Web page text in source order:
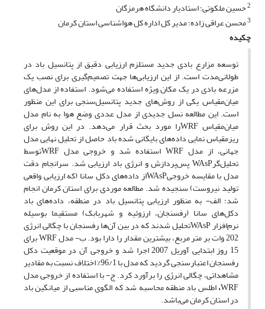
2حسین ملکوتی؛ استادیار دانشگاه هرمزگان
3محسن عراقی زاده؛ مدیر کل اداره کل هواشناسی استان کرمان
چکیده
توسعه مزارع بادی جدید مستلزم ارزیابی دقیق از پتانسیل باد در
طولانی‌مدت است. از این ارزیابی‌ها جهت تصمیم‌گیری برای نصب یک
مزرعه بادی در یک مکان ویژه استفاده می‌شود. استفاده از مدل‌های
میان‌مقیاس یکی از روش‌های جدید پتانسیل‌سنجی برای این منظور
است. این مطالعه نسل جدیدی از مدل عددی وضع هوا به نام مدل
میان‌مقیاس WRFرا مورد بحث قرار می‌دهد. در این روش برای
ریزمقیاس نمایی داده‌های بایگانی شده باد حاصل از تحلیل نهایی مدل
جهانی، از مدل WRF استفاده شد و خروجی مدل WRFتوسط
تحلیل‌گرWAsP پس‌پردازش و انرژی باد ارزیابی شد. سرانجام دقت
مدل با مقایسه خروجیWAsPاز داده‌های دکل سانا (که ارزیابی واقعی
تولید نیروست) سنجیده شد. مطالعه موردی برای استان کرمان انجام
شد؛ الف- به منظور ارزیابی پتانسیل باد در منطقه، داده‌های باد
دکل‌های سانا (رفسنجان، ارزوئیه و شهربابک) مستقیما بوسیله
نرم‌افزار WAsPتحلیل شدند که در بین آن‌ها رفسنجان با چگالی انرژی
202 وات بر متر مربع، بیشترین مقدار را دارا بود. ب- مدل WRF برای
15 روز ابتدایی آوریل 2007 اجرا شد و خروجی آن در موقعیت دکل
رفسنجان اعتبارسنجی گردید که مدل با 96/1% اختلاف نسبت به مقادیر
مشاهداتی، چگالی انرژی را برآورد کرد. ج- با استفاده از خروجی مدل
WRF،اطلس باد منطقه محاسبه شد که الگوی مناسبی از میانگین باد
در استان کرمان می‌باشد.